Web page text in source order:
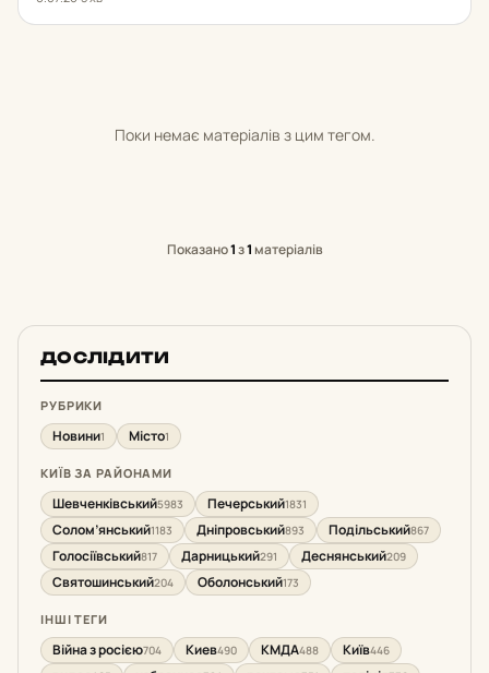
Поки немає матеріалів з цим тегом.
Показано1з1матеріалів
ДОСЛІДИТИ
РУБРИКИ
Новини1 Місто1
КИЇВ ЗА РАЙОНАМИ
Шевченківський5983 Печерський1831
Солом’янський1183 Дніпровський893 Подільський867
Голосіївський817 Дарницький291 Деснянський209
Святошинський204 Оболонський173
ІНШІ ТЕГИ
Війна з росією704 Киев490 КМДА488 Київ446